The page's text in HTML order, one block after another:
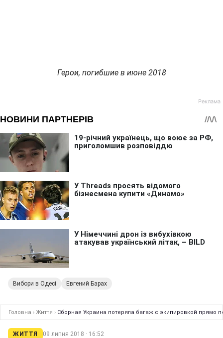
Герои, погибшие в июне 2018
Вибори в Одесі Евгений Барах
Головна › Життя › Сборная Украина потеряла багаж с экипировкой прямо
ЖИТТЯ 09 липня 2018 · 16:52